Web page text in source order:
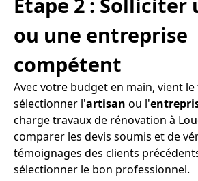
Étape 2 : Solliciter
ou une entreprise
compétent
Avec votre budget en main, vient
sélectionner l'artisan ou l'
charge travaux de rénovation à
comparer les devis soumis et de
témoignages des clients
sélectionner le bon professionnel.